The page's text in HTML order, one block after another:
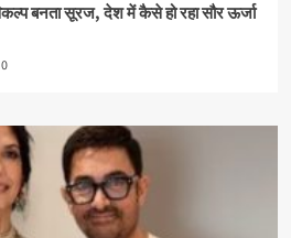
बनता सूरज, देश में कैसे हो रहा सौर ऊर्जा
0